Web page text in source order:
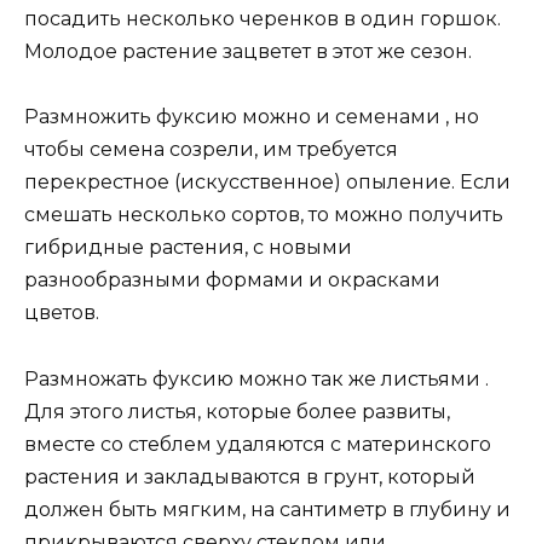
посадить несколько черенков в один горшок.
Молодое растение зацветет в этот же сезон.
Размножить фуксию можно и семенами , но
чтобы семена созрели, им требуется
перекрестное (искусственное) опыление. Если
смешать несколько сортов, то можно получить
гибридные растения, с новыми
разнообразными формами и окрасками
цветов.
Размножать фуксию можно так же листьями .
Для этого листья, которые более развиты,
вместе со стеблем удаляются с материнского
растения и закладываются в грунт, который
должен быть мягким, на сантиметр в глубину и